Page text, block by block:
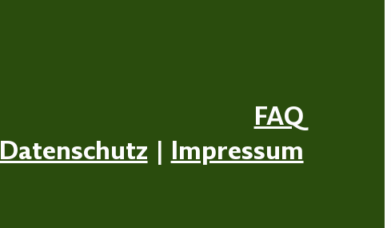
FAQ
Datenschutz | Impressum